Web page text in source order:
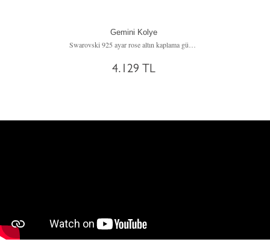
Gemini Kolye
4.129 TL